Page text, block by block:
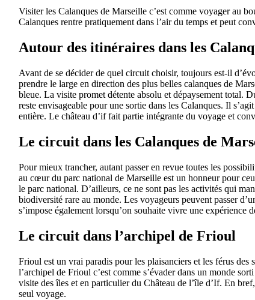
Visiter les Calanques de Marseille c’est comme voyager au
Calanques rentre pratiquement dans l’air du temps et peut
Autour des itinéraires dans les
Avant de se décider de quel circuit choisir, toujours est-il
prendre le large en direction des plus belles calanques de
bleue. La visite promet détente absolu et dépaysement total.
reste envisageable pour une sortie dans les Calanques. Il
entière. Le château d’if fait partie intégrante du voyage et
Le circuit dans les Calanques de
Pour mieux trancher, autant passer en revue toutes les
au cœur du parc national de Marseille est un honneur pour
le parc national. D’ailleurs, ce ne sont pas les activités qui
biodiversité rare au monde. Les voyageurs peuvent passer
s’impose également lorsqu’on souhaite vivre une
Le circuit dans l’archipel de Frioul
Frioul est un vrai paradis pour les plaisanciers et les férus des
l’archipel de Frioul c’est comme s’évader dans un monde
visite des îles et en particulier du Château de l’île d’If. En
seul voyage.